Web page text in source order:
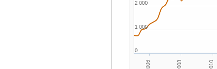
0
1 000
2 000
6 000